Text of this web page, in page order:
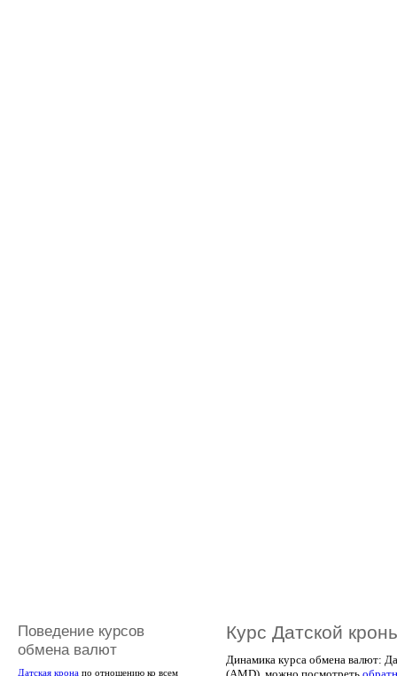
Поведение курсов
обмена валют
Датская крона по отношению ко всем
Курс Датской
Динамика курса обмена валют: